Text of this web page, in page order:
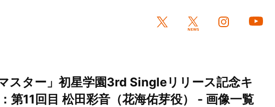
スター」初星学園3rd Singleリリース記念キ
第11回目 松田彩音（花海佑芽役） - 画像一覧